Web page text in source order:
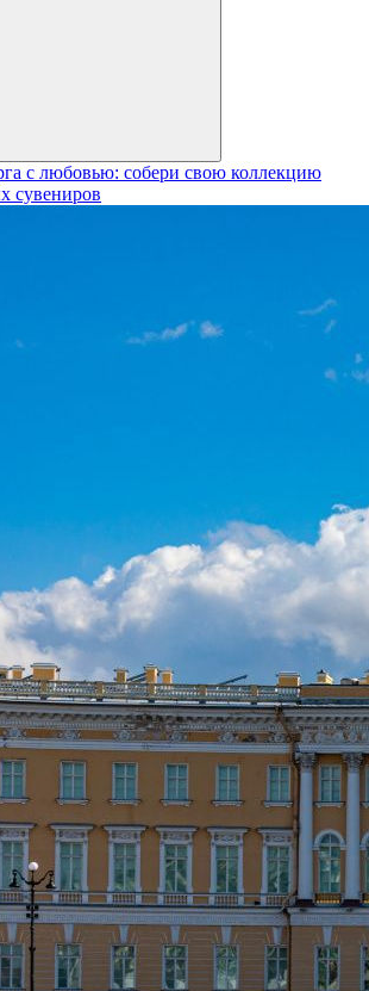
с любовью: собери свою коллекцию
сувениров